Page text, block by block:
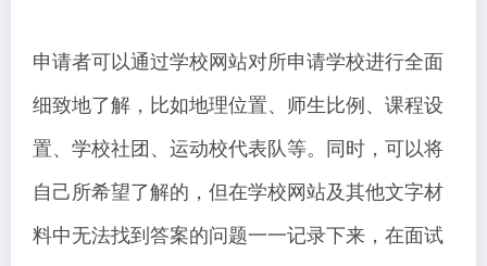
申请者可以通过学校网站对所申请学校进行全面
细致地了解，比如地理位置、师生比例、课程设
置、学校社团、运动校代表队等。同时，可以将
自己所希望了解的，但在学校网站及其他文字材
料中无法找到答案的问题一一记录下来，在面试